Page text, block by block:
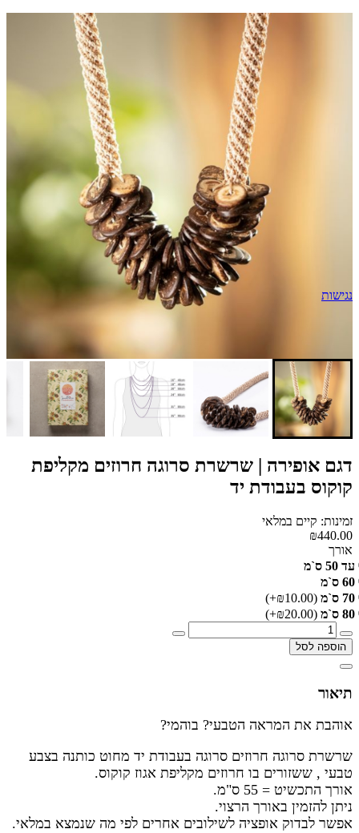
דגם אופירה | שרשרת סרוגה חרוזים מקליפת
קוקוס בעבודת יד
זמינות: קיים במלאי
₪440.00
אורך
עד 50 ס`מ
60 ס`מ
70 ס`מ
(₪10.00+)
80 ס`מ
(₪20.00+)
הוספה לסל
תיאור
אוהבת את המראה הטבעי? בוהמי?
שרשרת סרוגה חרוזים סרוגה בעבודת יד מחוט כותנה בצבע
טבעי , ששזורים בו חרוזים מקליפת אגוז קוקוס.
אורך התכשיט = 55 ס"מ.
ניתן להזמין באורך הרצוי.
אפשר לבדוק אופציה לשילובים אחרים לפי מה שנמצא במלאי.
נגישות